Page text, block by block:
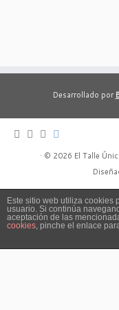
Desarrollado por
· © 2026 El Talle
Este sitio web utiliza cookies
usuario. Si continúa
aceptación de las
cookies , pinche el enlace